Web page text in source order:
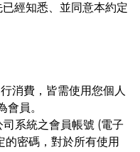
經知悉、並同意本約定
消費，皆需使用您個人
員。
系統之會員帳號 (電子
密碼，對於所有使用